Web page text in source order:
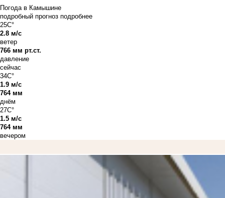
Погода в Камышине
подробный прогноз подробнее
25C°
2.8 м/с
ветер
766 мм рт.ст.
давление
сейчас
34C°
1.9 м/с
764 мм
днём
27C°
1.5 м/с
764 мм
вечером